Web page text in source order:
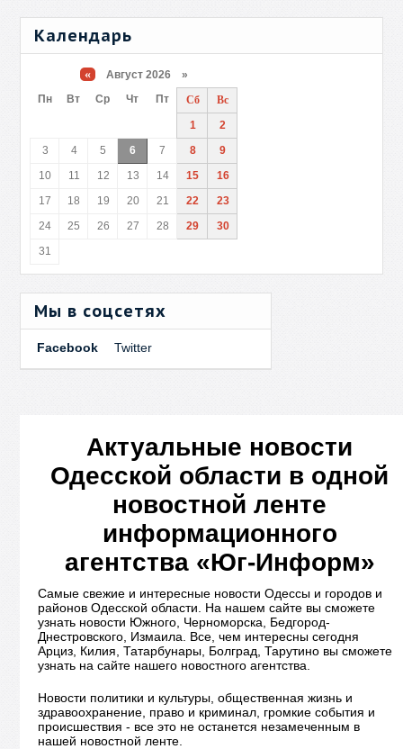
Календарь
« Август 2026 »
Пн
Вт Ср Чт Пт Сб
Вс
1
2
3
4 5 6 7 8
9
10
11 12 13 14 15
16
17
18 19 20 21 22
23
24
25 26 27 28 29
30
31
Мы в соцсетях
Facebook Twitter
Актуальные новости
Одесской области в одной
новостной ленте
информационного
агентства «Юг-Информ»
Самые свежие и интересные новости Одессы и городов и
районов Одесской области. На нашем сайте вы сможете
узнать новости Южного, Черноморска, Бедгород-
Днестровского, Измаила. Все, чем интересны сегодня
Арциз, Килия, Татарбунары, Болград, Тарутино вы сможете
узнать на сайте нашего новостного агентства.
Новости политики и культуры, общественная жизнь и
здравоохранение, право и криминал, громкие события и
происшествия - все это не останется незамеченным в
нашей новостной ленте.